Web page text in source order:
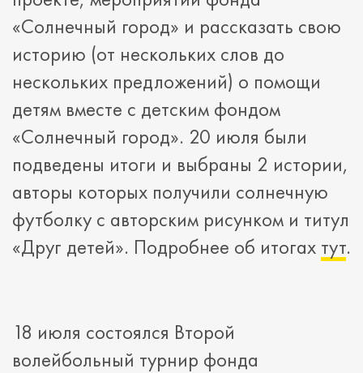
«Солнечный город» и рассказать свою
историю (от нескольких слов до
нескольких предложений) о помощи
детям вместе с детским фондом
«Солнечный город». 20 июля были
подведены итоги и выбраны 2 истории,
авторы которых получили солнечную
футболку с авторским рисунком и титул
«Друг детей». Подробнее об итогах тут.
18 июля состоялся Второй
волейбольный турнир фонда